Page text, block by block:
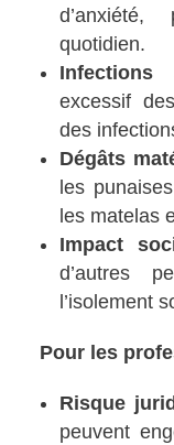
quotidien.
Infections
excessif
des
Dégâts
les
les matelas
Impact
d’autres
l’isolement
Pour les
Risque
peuvent